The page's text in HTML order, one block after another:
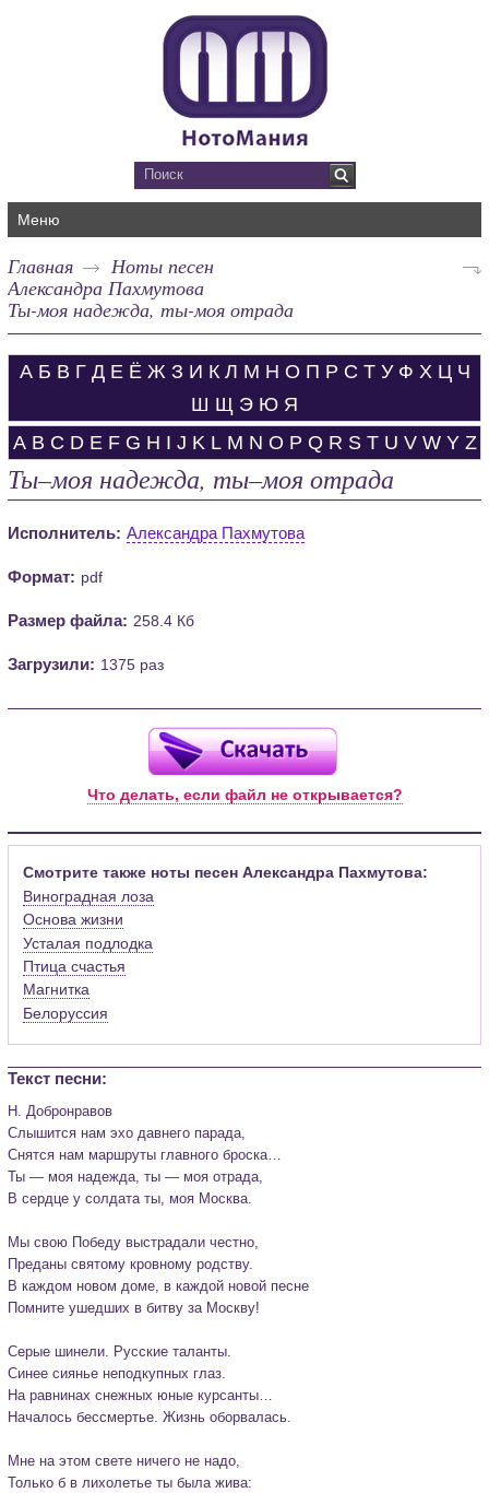
Меню
Главная
Ноты песен
Александра Пахмутова
Ты-моя надежда, ты-моя отрада
А Б В Г Д Е Ё Ж З И К Л М Н О П Р С Т У Ф Х Ц Ч
Ш Щ Э Ю Я
A B C D E F G H I J K L M N O P Q R S T U V W Y Z
Ты–моя надежда, ты–моя отрада
Исполнитель: Александра Пахмутова
Формат: pdf
Размер файла: 258.4 Кб
Загрузили: 1375 раз
Что делать, если файл не открывается?
Смотрите также ноты песен Александра Пахмутова:
Виноградная лоза
Основа жизни
Усталая подлодка
Птица счастья
Магнитка
Белоруссия
Текст песни:
Н. Добронравов
Слышится нам эхо давнего парада,
Снятся нам маршруты главного броска…
Ты — моя надежда, ты — моя отрада,
В сердце у солдата ты, моя Москва.
Мы свою Победу выстрадали честно,
Преданы святому кровному родству.
В каждом новом доме, в каждой новой песне
Помните ушедших в битву за Москву!
Серые шинели. Русские таланты.
Синее сиянье неподкупных глаз.
На равнинах снежных юные курсанты…
Началось бессмертье. Жизнь оборвалась.
Мне на этом свете ничего не надо,
Только б в лихолетье ты была жива: